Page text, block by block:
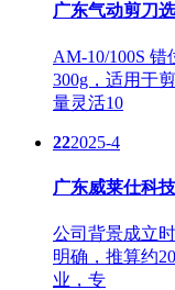
广东气动剪刀
AM-10/100S
300g，适用于
量灵活10
222025-4
广东威莱仕科
公司背景成立
明确，推算约
业，专